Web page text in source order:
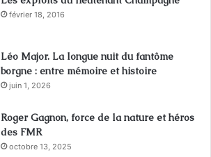
février 18, 2016
Léo Major. La longue nuit du fantôme
borgne : entre mémoire et histoire
juin 1, 2026
Roger Gagnon, force de la nature et héros
des FMR
octobre 13, 2025